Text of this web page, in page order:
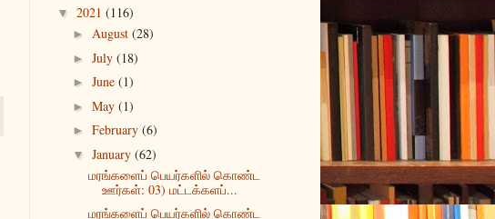
▼ 2021 (116)
► August (28)
► July (18)
► June (1)
► May (1)
► February (6)
▼ January (62)
மரங்களைப் பெயர்களில் கொண்ட
ஊர்கள்: 03) மட்டக்களப்...
மரங்களைப் பெயர்களில் கொண்ட